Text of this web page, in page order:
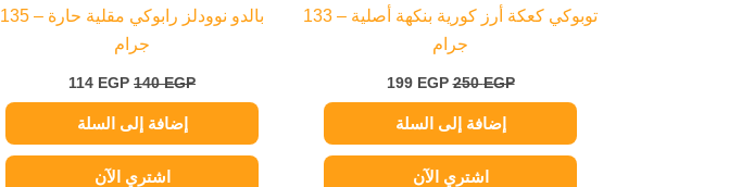
توبوكي كعكة أرز كورية بنكهة أصلية – 133
جرام
250EGP
199 EGP
إضافة إلى السلة
اشتري الآن
بالدو نوودلز رابوكي مقلية حارة – 135
جرام
140EGP
114 EGP
إضافة إلى السلة
اشتري الآن